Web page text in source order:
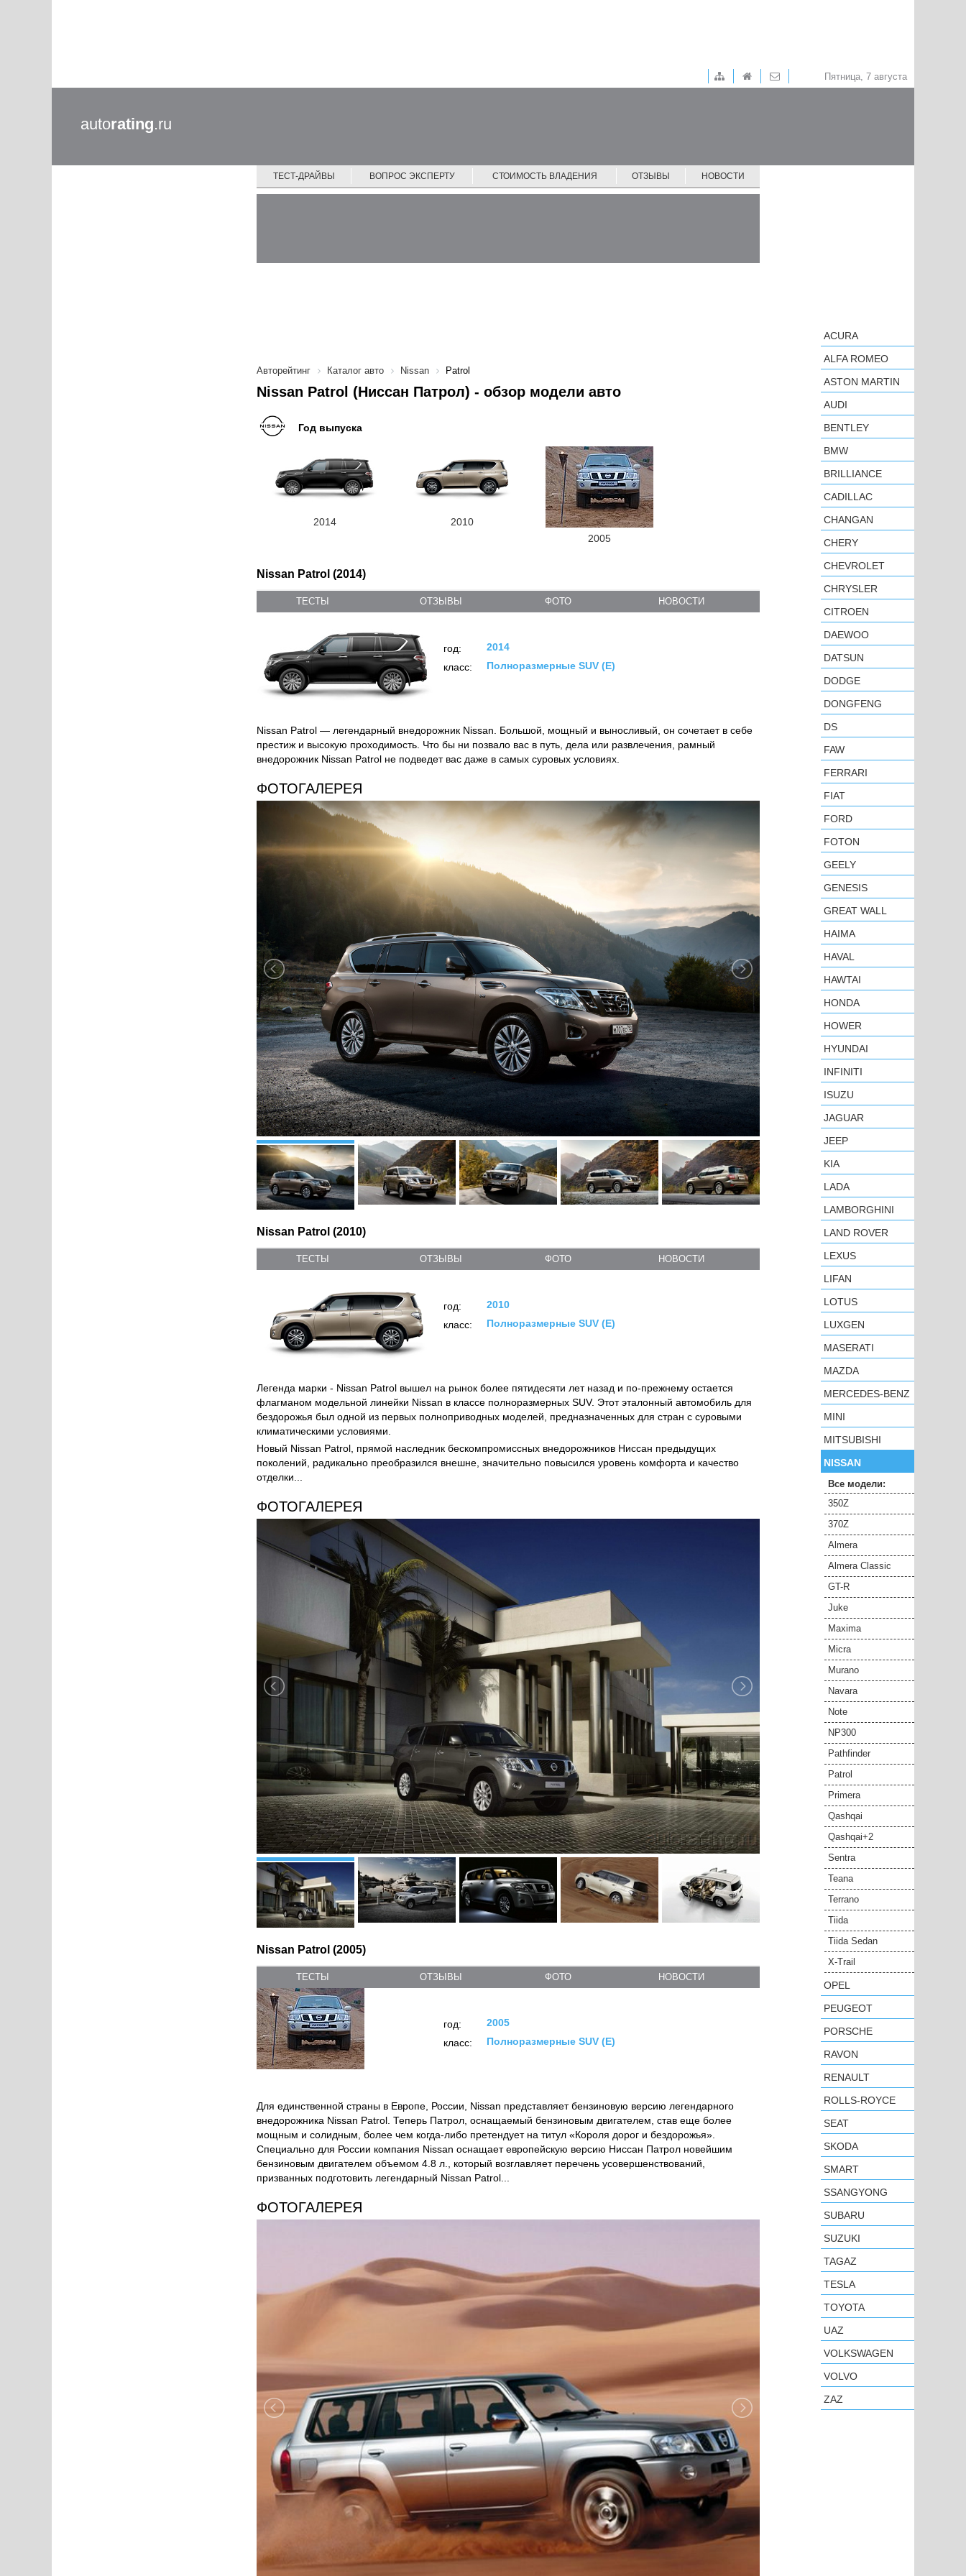
Пятница, 7 августа
autorating.ru
ТЕСТ-ДРАЙВЫ ВОПРОС ЭКСПЕРТУ СТОИМОСТЬ ВЛАДЕНИЯ ОТЗЫВЫ НОВОСТИ
Авторейтинг Каталог авто Nissan Patrol
Nissan Patrol (Ниссан Патрол) - обзор модели авто
Год выпуска
2014
2010
2005
Nissan Patrol (2014)
ТЕСТЫ ОТЗЫВЫ ФОТО НОВОСТИ
год:
2014
класс:
Полноразмерные SUV (E)
Nissan Patrol — легендарный внедорожник Nissan. Большой, мощный и выносливый, он сочетает в себе
престиж и высокую проходимость. Что бы ни позвало вас в путь, дела или развлечения, рамный
внедорожник Nissan Patrol не подведет вас даже в самых суровых условиях.
ФОТОГАЛЕРЕЯ
Nissan Patrol (2010)
ТЕСТЫ ОТЗЫВЫ ФОТО НОВОСТИ
год:
2010
класс:
Полноразмерные SUV (E)
Легенда марки - Nissan Patrol вышел на рынок более пятидесяти лет назад и по-прежнему остается
флагманом модельной линейки Nissan в классе полноразмерных SUV. Этот эталонный автомобиль для
бездорожья был одной из первых полноприводных моделей, предназначенных для стран с суровыми
климатическими условиями.
Новый Nissan Patrol, прямой наследник бескомпромиссных внедорожников Ниссан предыдущих
поколений, радикально преобразился внешне, значительно повысился уровень комфорта и качество
отделки...
ФОТОГАЛЕРЕЯ
Nissan Patrol (2005)
ТЕСТЫ ОТЗЫВЫ ФОТО НОВОСТИ
год:
2005
класс:
Полноразмерные SUV (E)
Для единственной страны в Европе, России, Nissan представляет бензиновую версию легендарного
внедорожника Nissan Patrol. Теперь Патрол, оснащаемый бензиновым двигателем, став еще более
мощным и солидным, более чем когда-либо претендует на титул «Короля дорог и бездорожья».
Специально для России компания Nissan оснащает европейскую версию Ниссан Патрол новейшим
бензиновым двигателем объемом 4.8 л., который возглавляет перечень усовершенствований,
призванных подготовить легендарный Nissan Patrol...
ФОТОГАЛЕРЕЯ
ACURA
ALFA ROMEO
ASTON MARTIN
AUDI
BENTLEY
BMW
BRILLIANCE
CADILLAC
CHANGAN
CHERY
CHEVROLET
CHRYSLER
CITROEN
DAEWOO
DATSUN
DODGE
DONGFENG
DS
FAW
FERRARI
FIAT
FORD
FOTON
GEELY
GENESIS
GREAT WALL
HAIMA
HAVAL
HAWTAI
HONDA
HOWER
HYUNDAI
INFINITI
ISUZU
JAGUAR
JEEP
KIA
LADA
LAMBORGHINI
LAND ROVER
LEXUS
LIFAN
LOTUS
LUXGEN
MASERATI
MAZDA
MERCEDES-BENZ
MINI
MITSUBISHI
NISSAN
Все модели:
350Z
370Z
Almera
Almera Classic
GT-R
Juke
Maxima
Micra
Murano
Navara
Note
NP300
Pathfinder
Patrol
Primera
Qashqai
Qashqai+2
Sentra
Teana
Terrano
Tiida
Tiida Sedan
X-Trail
OPEL
PEUGEOT
PORSCHE
RAVON
RENAULT
ROLLS-ROYCE
SEAT
SKODA
SMART
SSANGYONG
SUBARU
SUZUKI
TAGAZ
TESLA
TOYOTA
UAZ
VOLKSWAGEN
VOLVO
ZAZ